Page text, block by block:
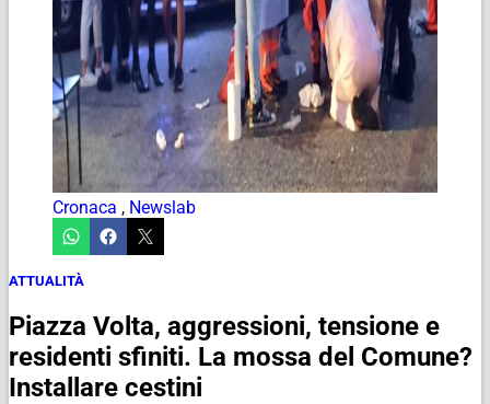
Cronaca , Newslab
ATTUALITÀ
Piazza Volta, aggressioni, tensione e
residenti sfiniti. La mossa del Comune?
Installare cestini